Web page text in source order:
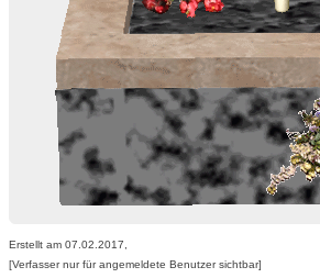
Erstellt am 07.02.2017,
[Verfasser nur für angemeldete Benutzer sichtbar]